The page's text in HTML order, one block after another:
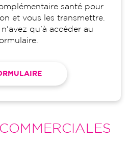
santé pour
et vous les transmettre.
qu'à accéder au
COMMERCIALES